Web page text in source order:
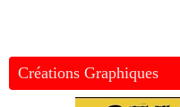
Créations Graphiques